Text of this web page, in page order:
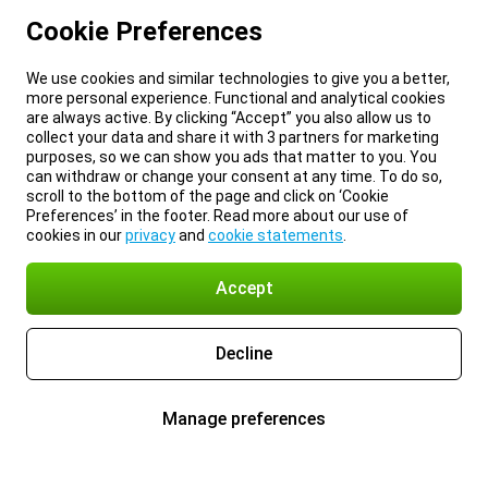
Cookie Preferences
We use cookies and similar technologies to give you a better,
more personal experience. Functional and analytical cookies
are always active. By clicking “Accept” you also allow us to
collect your data and share it with 3 partners for marketing
purposes, so we can show you ads that matter to you. You
can withdraw or change your consent at any time. To do so,
scroll to the bottom of the page and click on ‘Cookie
Preferences’ in the footer. Read more about our use of
cookies in ourprivacyand cookie statements
Accept
Decline
Manage preferences